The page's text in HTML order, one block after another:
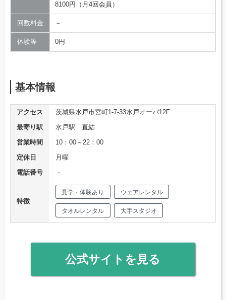
8100円（月4回会員）
回数料金 －
体験等 0円
基本情報
アクセス
茨城県水戸市宮町1-7-33水戸オーパ12F
最寄り駅
水戸駅 直結
営業時間
10：00～22：00
定休日
月曜
電話番号
－
特徴
見学・体験あり ウェアレンタル
タオルレンタル 大手スタジオ
公式サイトを見る